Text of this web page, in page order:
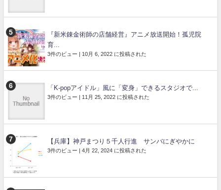
『新米錬金術師の店舗経営』アニメ放送開始！孤児院
育...
3件のビュー | 10月 6, 2022 に投稿された
「K-popアイドル」風に「変身」できるスタジオで...
3件のビュー | 11月 25, 2022 に投稿された
【兵庫】神戸まつり５千人行進 サンバにぎやかに
3件のビュー | 4月 22, 2024 に投稿された